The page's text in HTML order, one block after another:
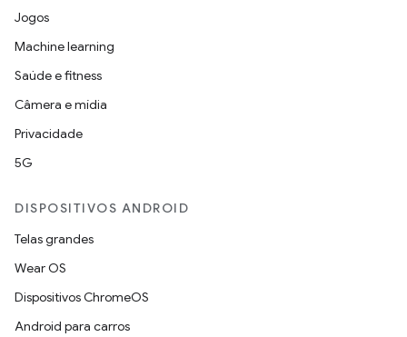
Jogos
Machine learning
Saúde e fitness
Câmera e mídia
Privacidade
5G
DISPOSITIVOS ANDROID
Telas grandes
Wear OS
Dispositivos ChromeOS
Android para carros